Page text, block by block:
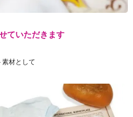
ていただきます
材として